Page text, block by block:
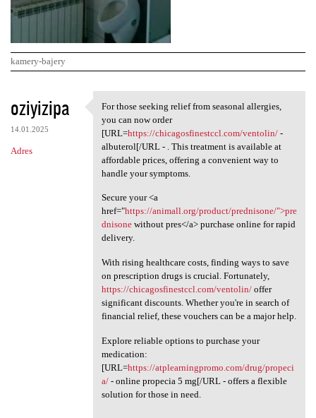
kamery-bajery
K
o
m
e
oziyizipa
14.01.2025
Adres
For those seeking relief from
For those seeking relief from seasonal allergies,
you can now order
[URL=https://chicagosfinestccl.com/ventolin/-
albuterol[/URL - . This treatment is available at
affordable prices, offering a convenient way to
handle your symptoms.
Secure your <a
href="https://animall.org/product/prednisone/">pre
dnisonewithout pres</a> purchase online for rapid
delivery.
With rising healthcare costs, finding ways to save
on prescription drugs is crucial. Fortunately,
https://chicagosfinestccl.com/ventolin/offer
significant discounts. Whether you're in search of
financial relief, these vouchers can be a major help.
Explore reliable options to purchase your
medication:
[URL=https://atplearningpromo.com/drug/propeci
a/- online propecia 5 mg[/URL - offers a flexible
solution for those in need.